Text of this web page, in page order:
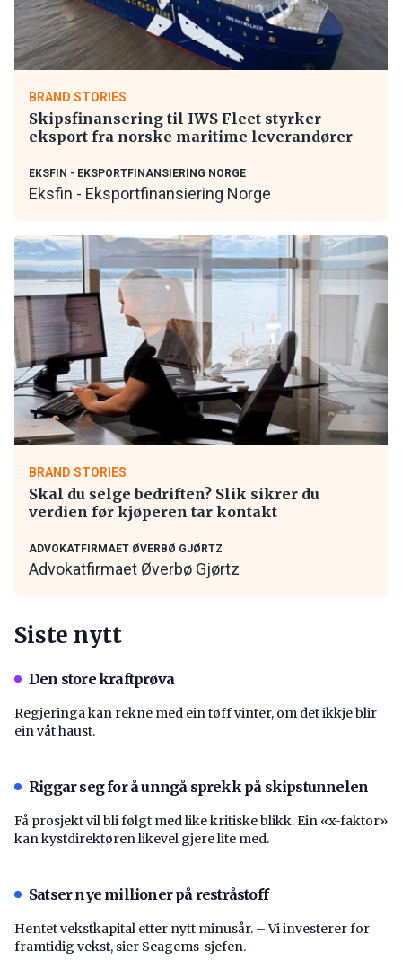
BRAND STORIES
Skipsfinansering til IWS Fleet styrker
eksport fra norske maritime leverandører
EKSFIN - EKSPORTFINANSIERING NORGE
Eksfin - Eksportfinansiering Norge
BRAND STORIES
Skal du selge bedriften? Slik sikrer du
verdien før kjøperen tar kontakt
ADVOKATFIRMAET ØVERBØ GJØRTZ
Advokatfirmaet Øverbø Gjørtz
Siste nytt
Den store kraftprøva
Regjeringa kan rekne med ein tøff vinter, om det ikkje blir
ein våt haust.
Riggar seg for å unngå sprekk på skipstunnelen
Få prosjekt vil bli følgt med like kritiske blikk. Ein «x-faktor»
kan kystdirektøren likevel gjere lite med.
Satser nye millioner på restråstoff
Hentet vekstkapital etter nytt minusår. – Vi investerer for
framtidig vekst, sier Seagems-sjefen.